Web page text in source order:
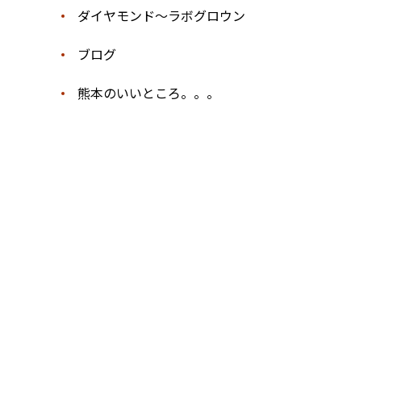
ダイヤモンド〜ラボグロウン
ブログ
熊本のいいところ。。。